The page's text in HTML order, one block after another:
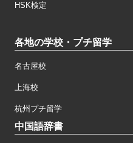
HSK検定
各地の学校・プチ留学
名古屋校
上海校
杭州プチ留学
中国語辞書